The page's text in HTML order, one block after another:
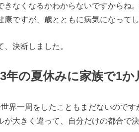
きなくなるかわからないですからね
康ですが、歳とともに病気になって
、決断しました。
年の夏休みに家族で1か
界一周をしたこともまだないので
が大きく違って、自分だけの都合で